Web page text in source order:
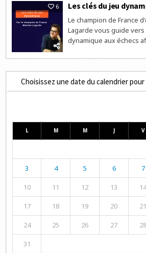
6 Les clés du jeu
Le champion de France
Lagarde vous guide
dynamique aux échecs
Choisissez une date du calendrier
L M M J V
3 4 5 6 7
10 11 12 13
17 18 19 20 21
24 25 26 27 28
31